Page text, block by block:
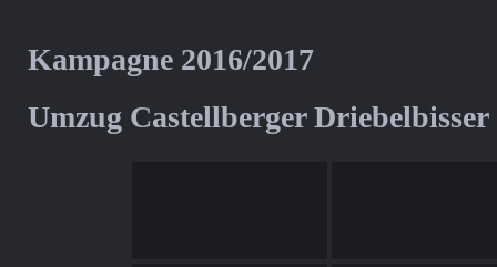
Kampagne 2016/2017
Umzug Castellberger